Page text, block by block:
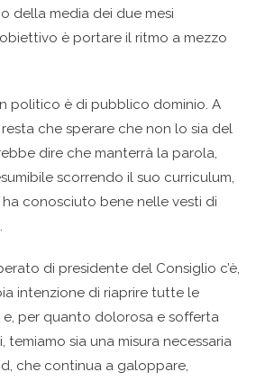
della media dei due mesi
è portare il ritmo a mezzo
politico è di pubblico dominio. A
che sperare che non lo sia del
dire che manterrà la parola,
scorrendo il suo curriculum,
conosciuto bene nelle vesti di
di presidente del Consiglio c’è,
intenzione di riaprire tutte le
per quanto dolorosa e sofferta
temiamo sia una misura necessaria
che continua a galoppare,